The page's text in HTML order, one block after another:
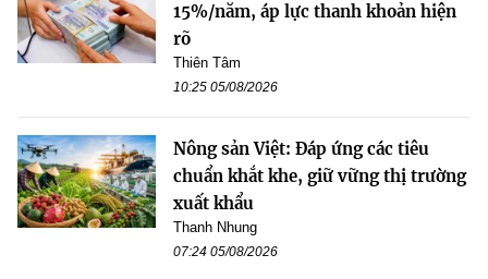
15%/năm, áp lực thanh khoản hiện
rõ
Thiên Tâm
10:25 05/08/2026
Nông sản Việt: Đáp ứng các tiêu
chuẩn khắt khe, giữ vững thị trường
xuất khẩu
Thanh Nhung
07:24 05/08/2026